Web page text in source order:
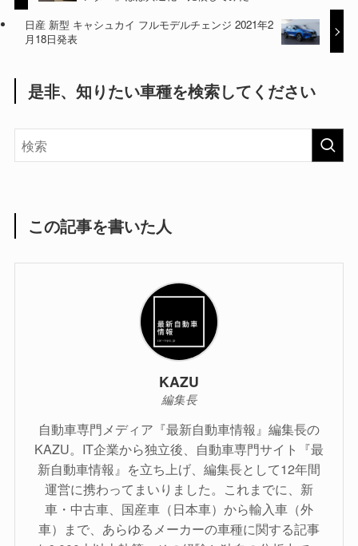
日産 新型 キャシュカイ フルモデルチェンジ 2021年2
月18日発表
是非、知りたい車種を検索してください
この記事を書いた人
KAZU
編集長
自動車専門メディア『最新自動車情報』編集長の
KAZU。IT企業から独立後、自動車専門サイト『最
新自動車情報』を立ち上げ、編集長として12年間
運営に携わってまいりました。これまでに、新
車・中古車、国産車（日本車）から輸入車（外
車）まで、あらゆるメーカーの車種に関する記事